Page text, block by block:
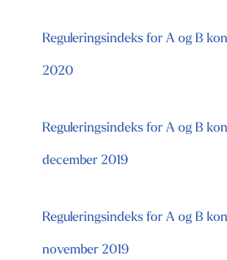
Reguleringsindeks for A og B
2020
Reguleringsindeks for A og B
december 2019
Reguleringsindeks for A og B
november 2019